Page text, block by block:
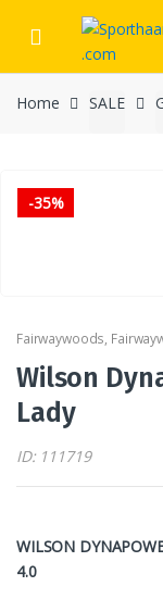
Home SALE
-35%
Fairwaywoods,
Wilson
Lady
ID: 111719
WILSON
4.0